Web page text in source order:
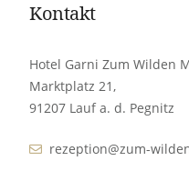
Kontakt
Hotel Garni Zum Wilden
Marktplatz 21,
91207 Lauf a. d. Pegnitz
rezeption@zum-